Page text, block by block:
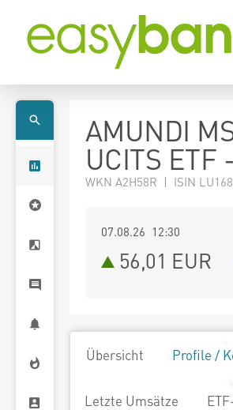
AMUNDI
UCITS ETF
WKN A2H58R | ISIN
07.08.26 12:30
56,01 EUR
Übersicht Profile /
Letzte Umsätze